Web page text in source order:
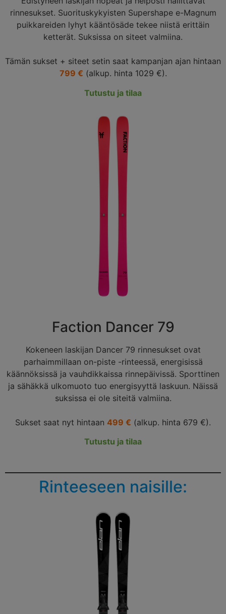
rinnesukset. Suorituskykyisten Supershape e-Magnum
puikkareiden lyhyt kääntösäde tekee niistä erittäin
ketterät. Suksissa on siteet valmiina.
Tämän sukset + siteet setin saat kampanjan ajan hintaan
799 € (alkup. hinta 1029 €).
Tutustu ja tilaa
Faction Dancer 79
Kokeneen laskijan Dancer 79 rinnesukset ovat
parhaimmillaan on-piste -rinteessä, energisissä
käännöksissä ja vauhdikkaissa rinnepäivissä. Sporttinen
ja sähäkkä ulkomuoto tuo energisyyttä laskuun. Näissä
suksissa ei ole siteitä valmiina.
Sukset saat nyt hintaan 499 € (alkup. hinta 679 €).
Tutustu ja tilaa
Rinteeseen naisille: